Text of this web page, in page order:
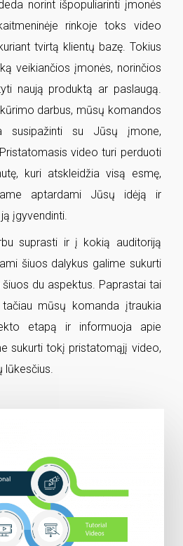
norint išpopuliarinti įmonės
rinkoje toks video
tvirtą klientų bazę. Tokius
veikiančios įmonės, norinčios
naują produktą ar paslaugą.
darbus, mūsų komandos
susipažinti su Jūsų įmone,
video turi perduoti
kuri atskleidžia visą esmę,
aptardami Jūsų idėją ir
įgyvendinti.
suprasti ir į kokią auditoriją
šiuos dalykus galime sukurti
du aspektus. Paprastai tai
mūsų komanda įtraukia
etapą ir informuoja apie
sukurti tokį pristatomąjį video,
lūkesčius.